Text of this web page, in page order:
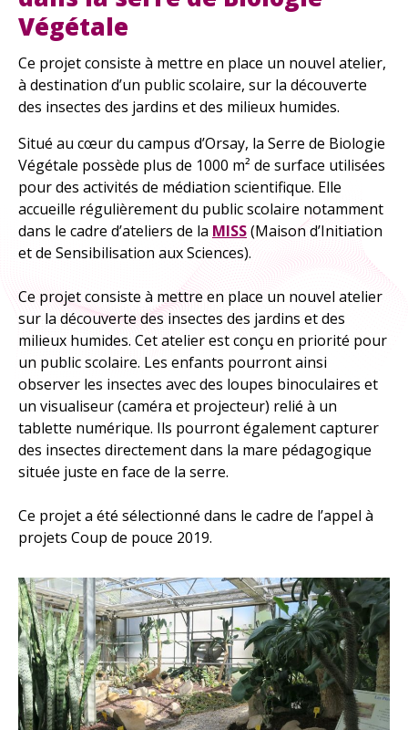
TOUTES LES RESSOURCES
TOUTES LES ACTIVITÉS
Végétale
Ce projet consiste à mettre en place un nouvel atelier,
à destination d’un public scolaire, sur la découverte
des insectes des jardins et des milieux humides.
Situé au cœur du campus d’Orsay, la Serre de Biologie
Végétale possède plus de 1000 m² de surface utilisées
pour des activités de médiation scientifique. Elle
accueille régulièrement du public scolaire notamment
dans le cadre d’ateliers de la MISS(Maison d’Initiation
et de Sensibilisation aux Sciences).
Ce projet consiste à mettre en place un nouvel atelier
sur la découverte des insectes des jardins et des
milieux humides. Cet atelier est conçu en priorité pour
un public scolaire. Les enfants pourront ainsi
observer les insectes avec des loupes binoculaires et
un visualiseur (caméra et projecteur) relié à un
tablette numérique. Ils pourront également capturer
des insectes directement dans la mare pédagogique
située juste en face de la serre.
Ce projet a été sélectionné dans le cadre de l’appel à
projets Coup de pouce 2019.